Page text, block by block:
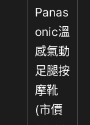
Panas
onic溫
感氣動
足腿按
摩靴
(市價